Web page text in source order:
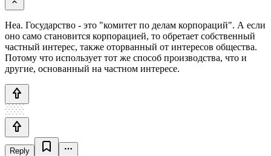
Неа. Государство - это "комитет по делам корпораций". А если
оно само становится корпорацией, то обретает собственный
частный интерес, также оторванный от интересов общества.
Потому что использует тот же способ производства, что и
другие, основанный на частном интересе.
Reply